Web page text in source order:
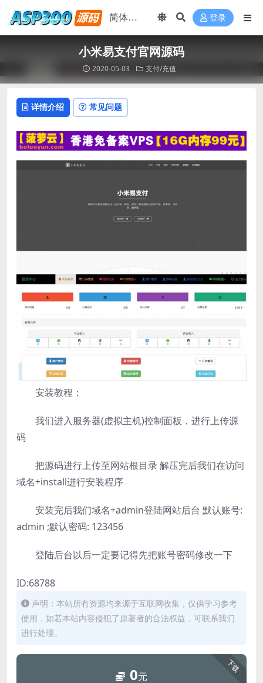
登录
小米易支付官网源码
2020-05-03 支付/充值
详情介绍 常见问题
安装教程：
我们进入服务器(虚拟主机)控制面板，进行上传源
码
把源码进行上传至网站根目录 解压完后我们在访问
域名+install进行安装程序
安装完后我们域名+admin登陆网站后台 默认账号:
admin ;默认密码: 123456
登陆后台以后一定要记得先把账号密码修改一下
ID:68788
声明：本站所有资源均来源于互联网收集，仅供学习参考
使用，如若本站内容侵犯了原著者的合法权益，可联系我们
进行处理。
下载
0元